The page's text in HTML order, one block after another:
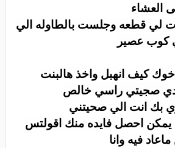
العشاء
لي قطعه وجلست بالطاوله الي
كوب عصير
كيف انهبل واخذ هالبنت
صجيتي راسي خالص
بك انت الي صحيتني
احصل فايده منك اقولتس
فيه وانا